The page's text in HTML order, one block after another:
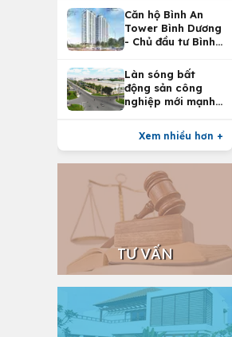
Căn hộ Bình An
Tower Bình Dương
- Chủ đầu tư Bình
Làn sóng bất
động sản công
nghiệp mới mạnh
Xem nhiều hơn +
TƯ VẤN